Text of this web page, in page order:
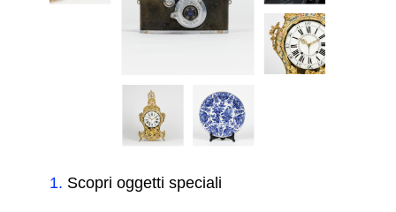
1. Scopri oggetti speciali